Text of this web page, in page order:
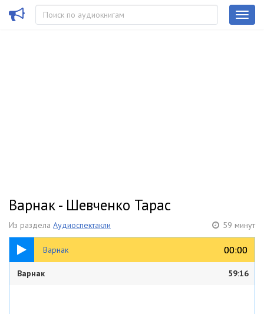
Варнак - Шевченко Тарас
Из раздела Аудиоспектакли 59 минут
Варнак 00:00
00:00
59:16
Варнак 59:16